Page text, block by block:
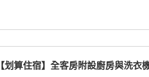
【划算住宿】全客房附設廚房與洗